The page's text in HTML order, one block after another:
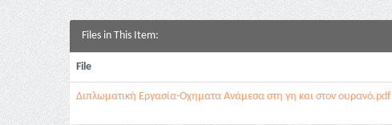
Files in This Item:
File
Διπλωματική Εργασία-Οχηματα Ανάμεσα στη γη και στον ουρανό.pdf